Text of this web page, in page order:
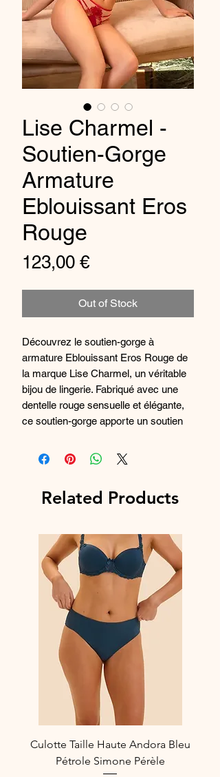
Lise Charmel -
Soutien-Gorge
Armature
Eblouissant Eros
Rouge
123,00 €Price
Out of Stock
Découvrez le soutien-gorge à
armature Eblouissant Eros Rouge de
la marque Lise Charmel, un véritable
bijou de lingerie. Fabriqué avec une
dentelle rouge sensuelle et élégante,
ce soutien-gorge apporte un soutien
séduisant. La marque Lise Charmel
est reconnue pour ses créations de
parfait entre confort et glamour. Ce
silhouette avec son design raffiné et
ses détails délicats, en faisant un
incontournable pour votre tiroir de
lingerie. Parfait pour une soirée
spéciale ou pour se sentir irrésistible
au quotidien, ce soutien-gorge saura
ajouter une touche de luxe à votre
collection de lingerie.
Composition :
63% Polyamide
28% Polyester
9% Elasthanne
Related Products
Culotte Taille Haute Andora Bleu
Pétrole Simone Pérèle